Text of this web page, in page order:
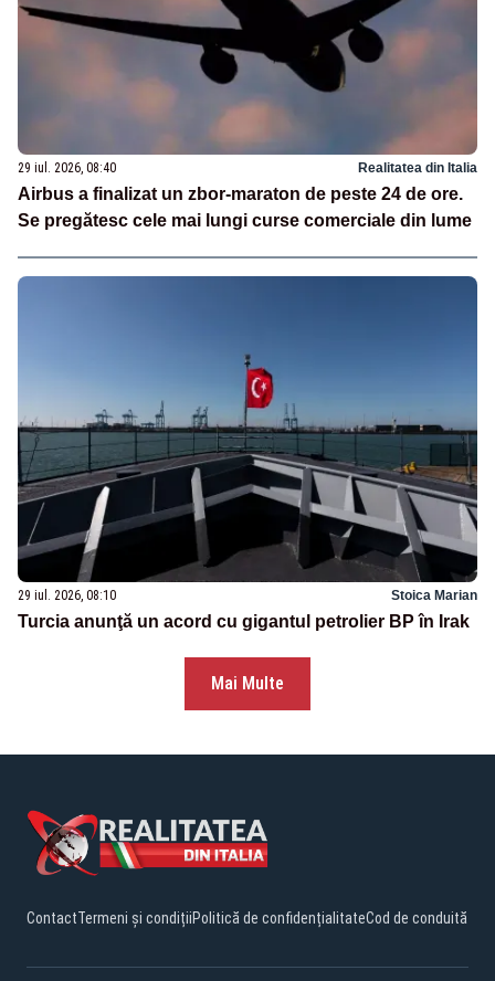
29 iul. 2026, 08:40 Realitatea din Italia
Airbus a finalizat un zbor-maraton de peste 24 de ore.
Se pregătesc cele mai lungi curse comerciale din lume
29 iul. 2026, 08:10 Stoica Marian
Turcia anunţă un acord cu gigantul petrolier BP în Irak
Mai Multe
ContactTermeni și condițiiPolitică de confidențialitateCod de conduită